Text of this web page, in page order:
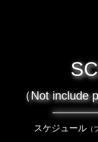
（Not include
スケジュール（